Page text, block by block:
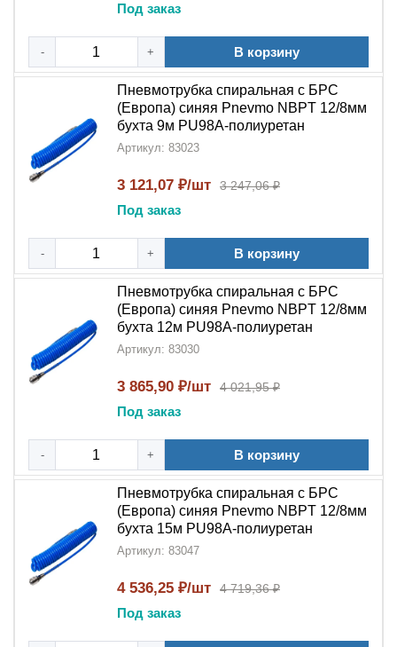
Под заказ
- + В корзину
Пневмотрубка спиральная с БРС
(Европа) синяя Pnevmo NBPT 12/8мм
бухта 9м PU98A-полиуретан
Артикул: 83023
3 121,07 ₽/шт 3 247,06 ₽
Под заказ
- + В корзину
Пневмотрубка спиральная с БРС
(Европа) синяя Pnevmo NBPT 12/8мм
бухта 12м PU98A-полиуретан
Артикул: 83030
3 865,90 ₽/шт 4 021,95 ₽
Под заказ
- + В корзину
Пневмотрубка спиральная с БРС
(Европа) синяя Pnevmo NBPT 12/8мм
бухта 15м PU98A-полиуретан
Артикул: 83047
4 536,25 ₽/шт 4 719,36 ₽
Под заказ